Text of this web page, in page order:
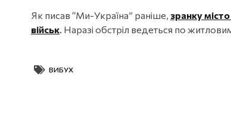
Як писав “Ми-Україна” раніше, зранку
військ. Наразі обстріл ведеться по
ВИБУХ